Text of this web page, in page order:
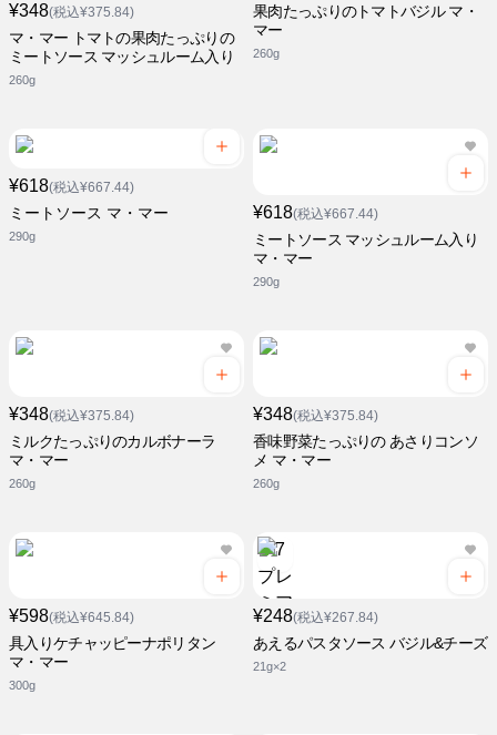
¥348(税込¥375.84)
マ・マー トマトの果肉たっぷりの
ミートソース マッシュルーム入り
260g
果肉たっぷりのトマトバジル マ・
マー
260g
¥618(税込¥667.44)
ミートソース マ・マー
290g
¥618(税込¥667.44)
ミートソース マッシュルーム入り
マ・マー
290g
¥348(税込¥375.84)
ミルクたっぷりのカルボナーラ
マ・マー
260g
¥348(税込¥375.84)
香味野菜たっぷりの あさりコンソ
メ マ・マー
260g
¥598(税込¥645.84)
具入りケチャッピーナポリタン
マ・マー
300g
¥248(税込¥267.84)
あえるパスタソース バジル&チーズ
21g×2